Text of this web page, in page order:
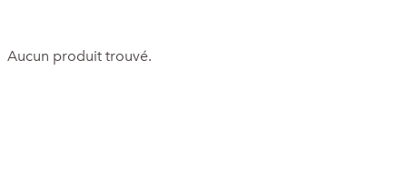
Aucun produit trouvé.